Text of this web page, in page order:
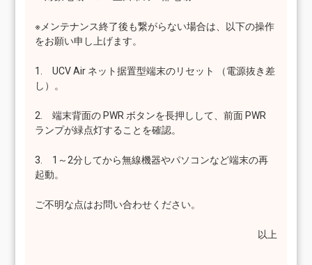
※メンテナンス終了後も繋がらない場合は、以下の操作
をお願い申し上げます。
1. UCV Air ネット据置型端末のリセット （電源抜き差
し）。
2. 端末背面の PWR ボタンを長押しして、前面 PWR
ランプが緑点灯することを確認。
3. 1～2分してから無線機器やパソコンなど端末の再
起動。
ご不明な点はお問い合わせください。
以上